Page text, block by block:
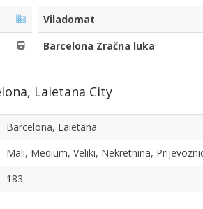
Viladomat
Barcelona Zračna luka
Laietana City
Barcelona, Laietana
Mali, Medium, Veliki, Nekretnina,
183